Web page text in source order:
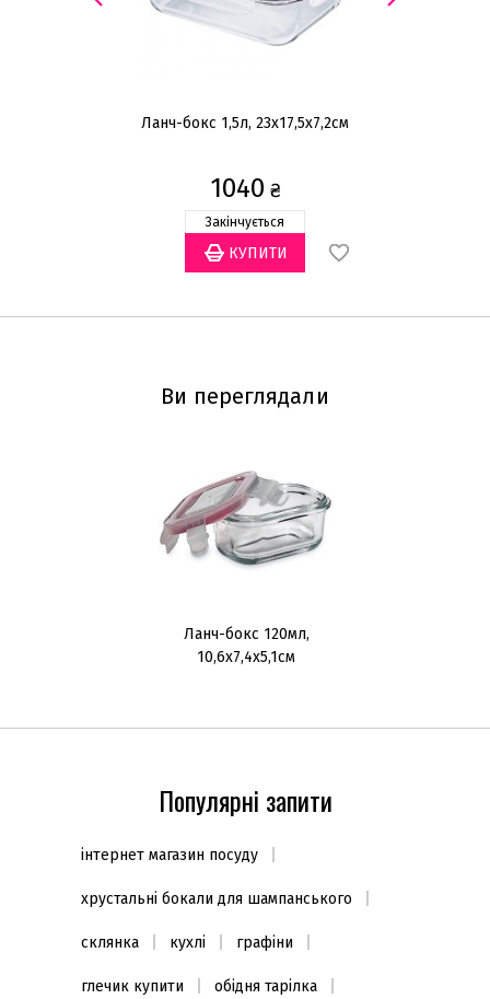
Ланч-бокс 1,5л, 23х17,5х7,2см
1040 ₴
Закінчується
Ви переглядали
Ланч-бокс 120мл,
10,6х7,4х5,1см
Популярні запити
інтернет магазин посуду
хрустальні бокали для шампанського
склянка кухлі графіни
глечик купити обідня тарілка